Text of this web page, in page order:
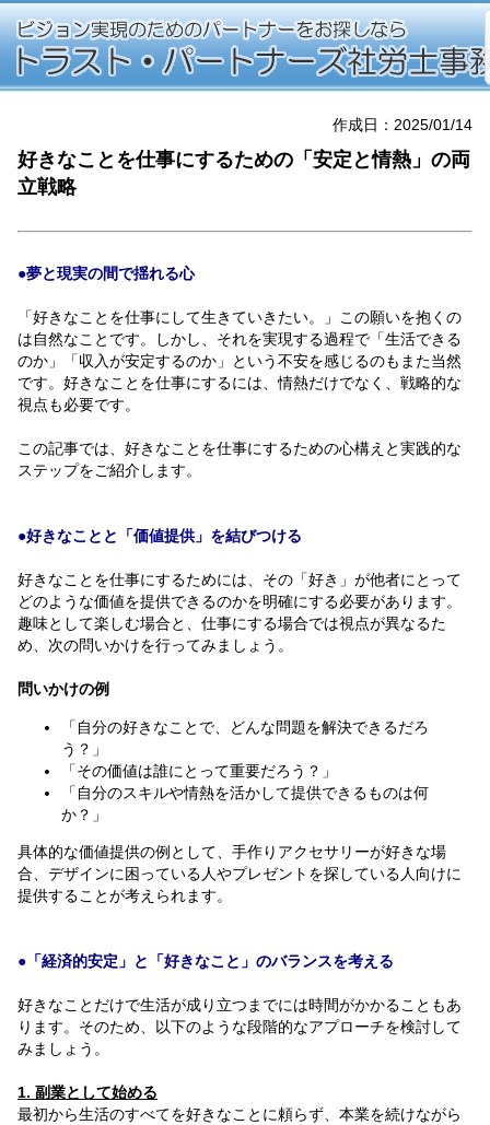
作成日：2025/01/14
好きなことを仕事にするための「安定と情熱」の両
立戦略
●夢と現実の間で揺れる心
「好きなことを仕事にして生きていきたい。」この願いを抱くの
は自然なことです。しかし、それを実現する過程で「生活できる
のか」「収入が安定するのか」という不安を感じるのもまた当然
です。好きなことを仕事にするには、情熱だけでなく、戦略的な
視点も必要です。
この記事では、好きなことを仕事にするための心構えと実践的な
ステップをご紹介します。
●好きなことと「価値提供」を結びつける
好きなことを仕事にするためには、その「好き」が他者にとって
どのような価値を提供できるのかを明確にする必要があります。
趣味として楽しむ場合と、仕事にする場合では視点が異なるた
め、次の問いかけを行ってみましょう。
問いかけの例
「自分の好きなことで、どんな問題を解決できるだろ
う？」
「その価値は誰にとって重要だろう？」
「自分のスキルや情熱を活かして提供できるものは何
か？」
具体的な価値提供の例として、手作りアクセサリーが好きな場
合、デザインに困っている人やプレゼントを探している人向けに
提供することが考えられます。
●「経済的安定」と「好きなこと」のバランスを考える
好きなことだけで生活が成り立つまでには時間がかかることもあ
ります。そのため、以下のような段階的なアプローチを検討して
みましょう。
1. 副業として始める
最初から生活のすべてを好きなことに頼らず、本業を続けながら